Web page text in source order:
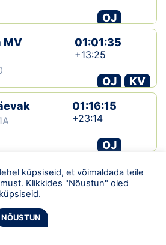
OJ
MV
01:01:35
+13:25
OJ
KV
01:16:15
+23:14
OJ
01:25:34
+36:29
küpsiseid, et võimaldada teile
Klikkides "Nõustun" oled
NÕUSTUN